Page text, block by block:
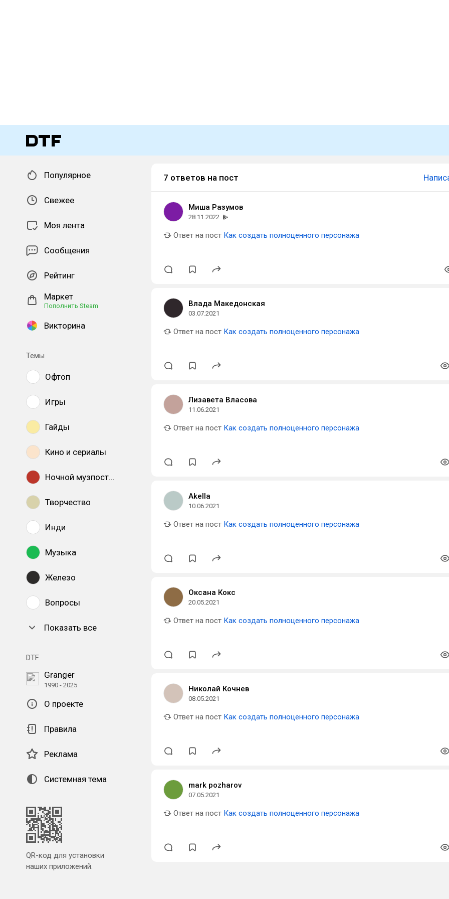
Популярное
Свежее
Моя лента
Сообщения
Рейтинг
Маркет
Пополнить Steam
Викторина
Темы
Офтоп
Игры
Гайды
Кино и сериалы
Ночной музпостинг
Творчество
Инди
Музыка
Железо
Вопросы
Показать все
DTF
Granger
1990 - 2025
О проекте
Правила
Реклама
Системная тема
QR-код для установки
наших приложений.
7 ответов на пост
Миша Разумов
28.11.2022
Ответ на пост Как создать полноценного персонажа
Влада Македонская
03.07.2021
Ответ на пост Как создать полноценного персонажа
Лизавета Власова
11.06.2021
Ответ на пост Как создать полноценного персонажа
Akella
10.06.2021
Ответ на пост Как создать полноценного персонажа
Оксана Кокс
20.05.2021
Ответ на пост Как создать полноценного персонажа
Николай Кочнев
08.05.2021
Ответ на пост Как создать полноценного персонажа
mark pozharov
07.05.2021
Ответ на пост Как создать полноценного персонажа